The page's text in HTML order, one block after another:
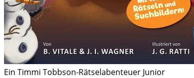
Ein Timmi Tobbson-Rätselabenteuer Junior